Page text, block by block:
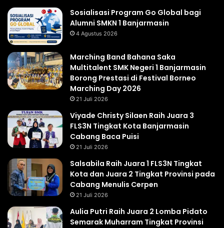
Sosialisasi Program Go Global bagi
Alumni SMKN 1 Banjarmasin
4 Agustus 2026
Marching Band Bahana Saka
Multitalent SMK Negeri 1 Banjarmasin
Borong Prestasi di Festival Borneo
Marching Day 2026
21 Juli 2026
Viyade Christy Silaen Raih Juara 3
FLS3N Tingkat Kota Banjarmasin
Cabang Baca Puisi
21 Juli 2026
Salsabila Raih Juara 1 FLS3N Tingkat
Kota dan Juara 2 Tingkat Provinsi pada
Cabang Menulis Cerpen
21 Juli 2026
Aulia Putri Raih Juara 2 Lomba Pidato
Semarak Muharram Tingkat Provinsi